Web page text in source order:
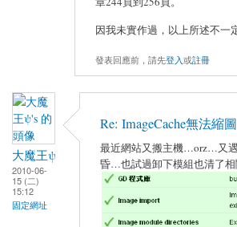
因我未實作過，以上所述不一
發表回應前，請先登入或註冊
大魔王ψ
2010-06-
15 (二)
15:12
固定網址
Re: ImageCache無法縮圖
最近網站又搬主機…orz…又
昏…也試過卸下模組也清了